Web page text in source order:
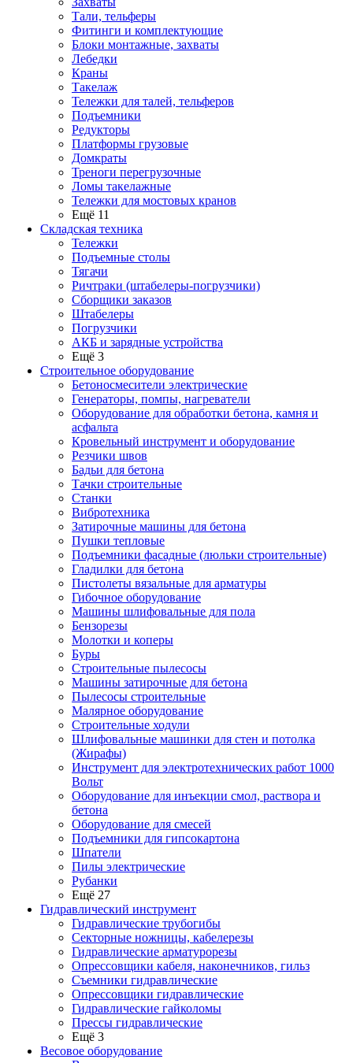
Тали, тельферы
Фитинги и комплектующие
Блоки монтажные, захваты
Лебедки
Краны
Такелаж
Тележки для талей, тельферов
Подъемники
Редукторы
Платформы грузовые
Домкраты
Треноги перегрузочные
Ломы такелажные
Тележки для мостовых кранов
Ещё 11
Складская техника
Тележки
Подъемные столы
Тягачи
Ричтраки (штабелеры-погрузчики)
Сборщики заказов
Штабелеры
Погрузчики
АКБ и зарядные устройства
Ещё 3
Строительное оборудование
Бетоносмесители электрические
Генераторы, помпы, нагреватели
Оборудование для обработки бетона, камня и
асфальта
Кровельный инструмент и оборудование
Резчики швов
Бадьи для бетона
Тачки строительные
Станки
Вибротехника
Затирочные машины для бетона
Пушки тепловые
Подъемники фасадные (люльки строительные)
Гладилки для бетона
Пистолеты вязальные для арматуры
Гибочное оборудование
Машины шлифовальные для пола
Бензорезы
Молотки и коперы
Буры
Строительные пылесосы
Машины затирочные для бетона
Пылесосы строительные
Малярное оборудование
Строительные ходули
Шлифовальные машинки для стен и потолка
(Жирафы)
Инструмент для электротехнических работ 1000
Вольт
Оборудование для инъекции смол, раствора и
бетона
Оборудование для смесей
Подъемники для гипсокартона
Шпатели
Пилы электрические
Рубанки
Ещё 27
Гидравлический инструмент
Гидравлические трубогибы
Секторные ножницы, кабелерезы
Гидравлические арматурорезы
Опрессовщики кабеля, наконечников, гильз
Съемники гидравлические
Опрессовщики гидравлические
Гидравлические гайколомы
Прессы гидравлические
Ещё 3
Весовое оборудование